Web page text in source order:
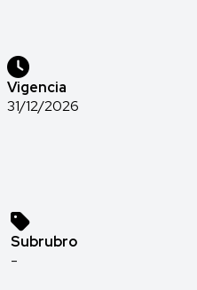
Vigencia
31/12/2026
Subrubro
-